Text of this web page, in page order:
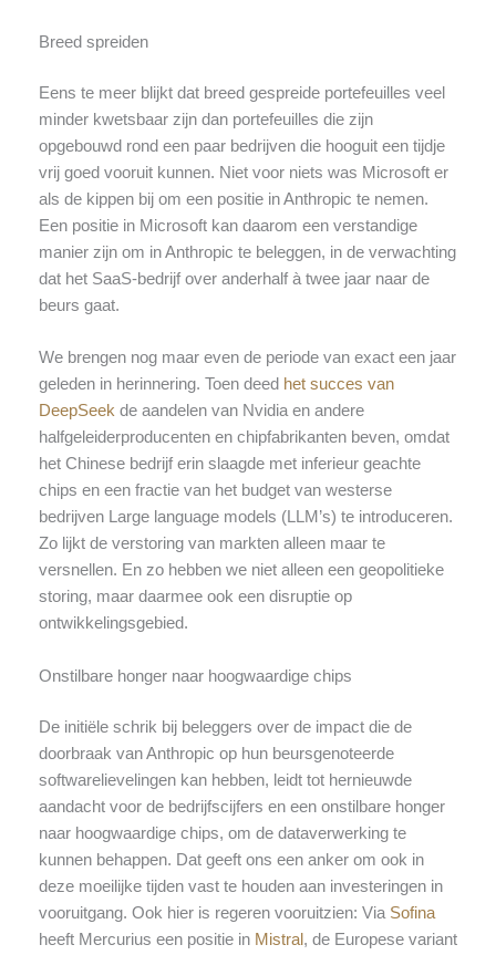
Breed spreiden
Eens te meer blijkt dat breed gespreide portefeuilles veel
minder kwetsbaar zijn dan portefeuilles die zijn
opgebouwd rond een paar bedrijven die hooguit een tijdje
vrij goed vooruit kunnen. Niet voor niets was Microsoft er
als de kippen bij om een positie in Anthropic te nemen.
Een positie in Microsoft kan daarom een verstandige
manier zijn om in Anthropic te beleggen, in de verwachting
dat het SaaS-bedrijf over anderhalf à twee jaar naar de
beurs gaat.
We brengen nog maar even de periode van exact een jaar
geleden in herinnering. Toen deed het succes van
DeepSeekde aandelen van Nvidia en andere
halfgeleiderproducenten en chipfabrikanten beven, omdat
het Chinese bedrijf erin slaagde met inferieur geachte
chips en een fractie van het budget van westerse
bedrijven Large language models (LLM’s) te introduceren.
Zo lijkt de verstoring van markten alleen maar te
versnellen. En zo hebben we niet alleen een geopolitieke
storing, maar daarmee ook een disruptie op
ontwikkelingsgebied.
Onstilbare honger naar hoogwaardige chips
De initiële schrik bij beleggers over de impact die de
doorbraak van Anthropic op hun beursgenoteerde
softwarelievelingen kan hebben, leidt tot hernieuwde
aandacht voor de bedrijfscijfers en een onstilbare honger
naar hoogwaardige chips, om de dataverwerking te
kunnen behappen. Dat geeft ons een anker om ook in
deze moeilijke tijden vast te houden aan investeringen in
vooruitgang. Ook hier is regeren vooruitzien: Via Sofina
heeft Mercurius een positie in Mistral, de Europese variant